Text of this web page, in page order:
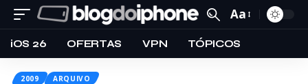
Aa
iOS 26 OFERTAS VPN TÓPICOS
2009 ARQUIVO